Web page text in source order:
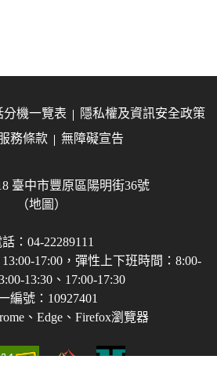
分機一覽表
隱私權及資訊安全政策
務條款
無障礙宣告
臺中市豐原區陽明街36號
（地圖）
：04-22289111
17:00，彈性上下班時間：8:00-
13:30、17:00-17:30
編號：10927401
、Edge、Firefox瀏覽器